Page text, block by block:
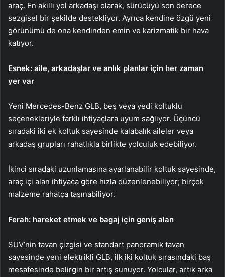
araç. En akıllı yol arkadaşı olarak, sürücüyü son derece
sezgisel bir şekilde destekliyor. Ayrıca kendine özgü yeni
görünümü de ona kendinden emin ve karizmatik bir hava
katıyor.
Esnek: aile, arkadaşlar ve anlık planlar için her zaman
yer var
Yeni Mercedes-Benz GLB, beş veya yedi koltuklu
seçenekleriyle farklı ihtiyaçlara uyum sağlıyor. Üçüncü
sıradaki iki ek koltuk sayesinde kalabalık aileler veya
arkadaş grupları rahatlıkla birlikte yolculuk edebiliyor.
İkinci sıradaki uzunlamasına ayarlanabilir koltuk sayesinde,
araç içi alan ihtiyaca göre hızla düzenlenebiliyor; birçok
malzeme rahatça taşınabiliyor.
Ferah: hareket etmek ve bagaj için geniş alan
SUV’nin tavan çizgisi ve standart panoramik tavan
sayesinde yeni elektrikli GLB, ilk iki koltuk sırasındaki baş
mesafesinde belirgin bir artış sunuyor. Yolcular, artık arka